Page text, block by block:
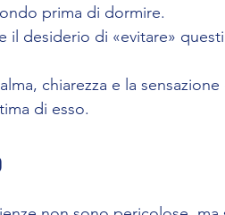
prima di dormire.
il desiderio di «evitare»
chiarezza e la
di esso.